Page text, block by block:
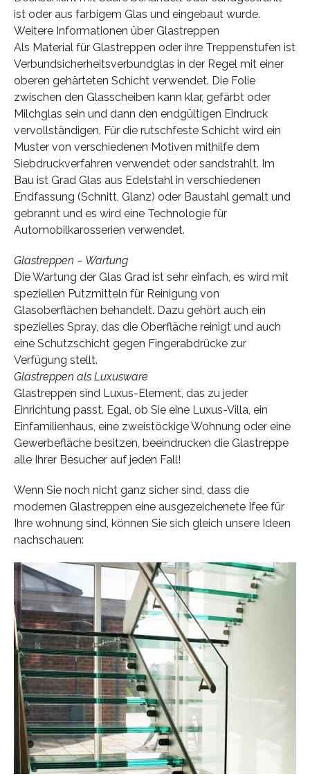
ist oder aus farbigem Glas und eingebaut wurde.
Weitere Informationen über Glastreppen
Als Material für Glastreppen oder ihre Treppenstufen ist
Verbundsicherheitsverbundglas in der Regel mit einer
oberen gehärteten Schicht verwendet. Die Folie
zwischen den Glasscheiben kann klar, gefärbt oder
Milchglas sein und dann den endgültigen Eindruck
vervollständigen. Für die rutschfeste Schicht wird ein
Muster von verschiedenen Motiven mithilfe dem
Siebdruckverfahren verwendet oder sandstrahlt. Im
Bau ist Grad Glas aus Edelstahl in verschiedenen
Endfassung (Schnitt, Glanz) oder Baustahl gemalt und
gebrannt und es wird eine Technologie für
Automobilkarosserien verwendet.
Glastreppen – Wartung
Die Wartung der Glas Grad ist sehr einfach, es wird mit
speziellen Putzmitteln für Reinigung von
Glasoberflächen behandelt. Dazu gehört auch ein
spezielles Spray, das die Oberfläche reinigt und auch
eine Schutzschicht gegen Fingerabdrücke zur
Verfügung stellt.
Glastreppen als Luxusware
Glastreppen sind Luxus-Element, das zu jeder
Einrichtung passt. Egal, ob Sie eine Luxus-Villa, ein
Einfamilienhaus, eine zweistöckige Wohnung oder eine
Gewerbefläche besitzen, beeindrucken die Glastreppe
alle Ihrer Besucher auf jeden Fall!
Wenn Sie noch nicht ganz sicher sind, dass die
modernen Glastreppen eine ausgezeichenete Ifee für
Ihre wohnung sind, können Sie sich gleich unsere Ideen
nachschauen: